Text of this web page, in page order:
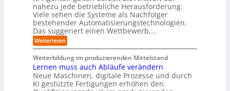
n
R
o
u
t
e
H
e
r
r
o
j
e
k
t
e
i
d
e
r
r
r
i
s
i
k
o
w
a
c
h
s
I
n
d
u
s
t
r
i
e
r
o
b
o
i
l
l
i
n
g
f
ü
r
a
t
nahezu jede betriebliche Herausforderung.
Viele sehen die Systeme als Nachfolger
bestehender Automatisierungstechnologien.
Das suggeriert einen Wettbewerb,…
Weiterlesen:
E
n
e
h
r
Weiterbildung im produzierenden Mittelstand
Lernen muss auch Abläufe verändern
Neue Maschinen, digitale Prozesse und durch
KI gestützte Fertigungen erhöhen den